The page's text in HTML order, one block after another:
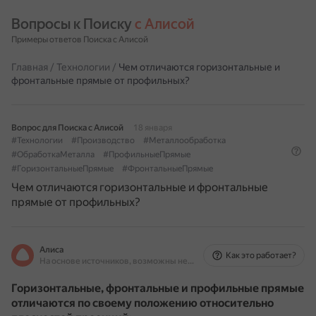
Вопросы к Поиску с Алисой
Примеры ответов Поиска с Алисой
Главная / Технологии / Чем отличаются горизонтальные и
фронтальные прямые от профильных?
Вопрос для Поиска с Алисой
18 января
#Технологии
#Производство
#Металлообработка
#ОбработкаМеталла
#ПрофильныеПрямые
#ГоризонтальныеПрямые
#ФронтальныеПрямые
Чем отличаются горизонтальные и фронтальные
прямые от профильных?
Алиса
На основе источников, возможны неточности
Как это работает?
Горизонтальные, фронтальные и профильные прямые
отличаются по своему положению относительно